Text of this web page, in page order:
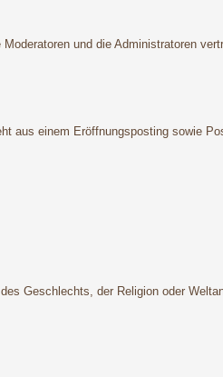
und die Administratoren
aus einem Eröffnungsposting sowie
Geschlechts, der Religion oder